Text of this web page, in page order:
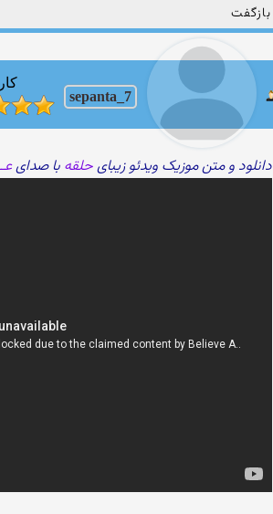
بازگفت
sepanta_7
دانلود و متن موزیک ویدئو زیبایحلقه با صدای